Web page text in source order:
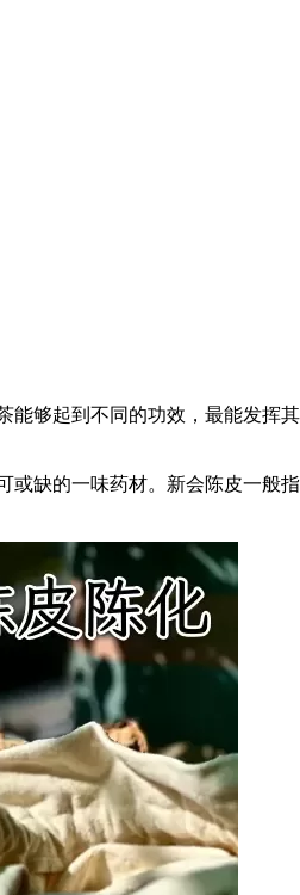
够起到不同的功效，最能发挥
缺的一味药材。新会陈皮一